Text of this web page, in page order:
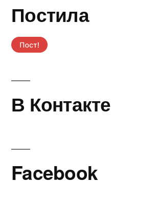
Постила
В Контакте
Facebook